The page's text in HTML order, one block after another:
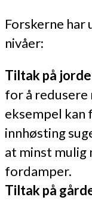
Forskerne
nivåer:
Tiltak på
for å
eksempel kan
innhøsting
at minst
fordamper.
Tiltak på